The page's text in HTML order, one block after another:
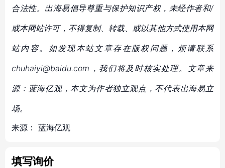
合法性。出海易倡导尊重与保护知识产权，未经作者和/
或本网站许可，不得复制、转载、或以其他方式使用本网
站内容。如发现本站文章存在版权问题，烦请联系
chuhaiyi@baidu.com，我们将及时核实处理。文章来
源：蓝海亿观，本文为作者独立观点，不代表出海易立
场。
来源： 蓝海亿观
填写询价